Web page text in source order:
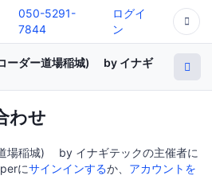
050-5291-
7844
ログイ
ン
ーダー道場稲城) by イナギ
わせ
場稲城) by イナギテックの主催者に
にサインインするか、 アカウントを